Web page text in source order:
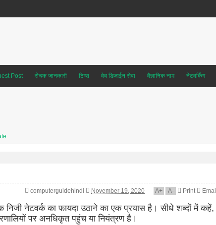
Post रोचक जानकारी टिप्स वेब डिजाईन सेवा वैज्ञानिक नाम नेटवर्किंग
computerguidehindi November 19, 2020 A+ A- Print Email
निजी नेटवर्क का फायदा उठाने का एक प्रयास है। सीधे शब्दों में कहें,
पर अनधिकृत पहुंच या नियंत्रण है।